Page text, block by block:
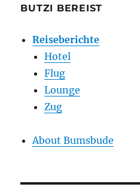
BUTZI BEREIST
Reiseberichte
Hotel
Flug
Lounge
Zug
About Bumsbude